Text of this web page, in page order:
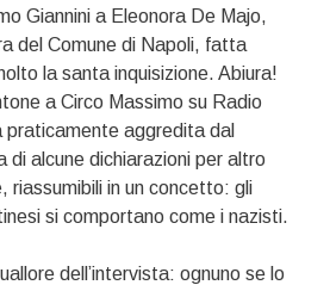
Giannini a Eleonora De Majo,
del Comune di Napoli, fatta
la santa inquisizione. Abiura!
a Circo Massimo su Radio
praticamente aggredita dal
di alcune dichiarazioni per altro
in un concetto: gli
si comportano come i nazisti.
dell’intervista: ognuno se lo